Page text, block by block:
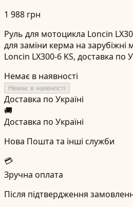
1 988 грн
Руль для мотоцикла Loncin
для заміни керма на зарубіжні
Loncin LX300-6 KS, доставка по
Немає в наявності
Немає в наявності
Доставка по Україні
🚚
Доставка по Україні
Нова Пошта та інші служби
💳
Зручна оплата
Після підтвердження